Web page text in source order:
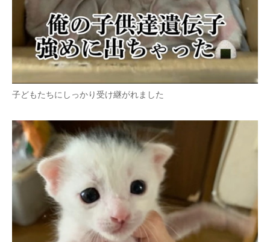
子どもたちにしっかり受け継がれました